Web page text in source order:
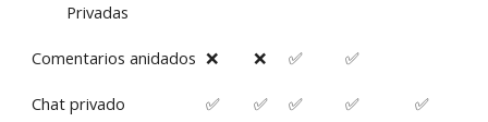
Privadas
Comentarios anidados ❌ ❌ ✅ ✅
Chat privado ✅ ✅ ✅ ✅ ✅